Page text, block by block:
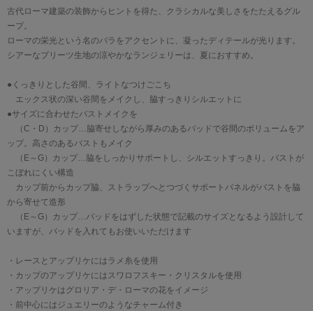
古代ローマ建築の装飾からヒントを得た、クラシカルな美しさをたたえるグル
ープ。
ローマの栄光という名のバラをアクセントに、凝ったディテールが光ります。
シアーなプリーツ生地の涼やかなランジェリーは、夏におすすめ。
●くっきりとした谷間、ライトなつけごこち
エックス状の深い谷間をメイクし、脇すっきりシルエットに
●サイズに合わせたバストメイクを
（C・D）カップ…脇寄せしながら厚みのあるパッドで谷間のボリュームをア
ップ。高さのあるバストもメイク
（E～G）カップ…脇をしっかりサポートし、シルエットすっきり。バストが
こぼれにくい構造
カップ前からカップ脇、ストラップへとつづくサポートパネルがバストを脇
から寄せて造形
（E～G）カップ…パッドをはずした状態で記載のサイズとなるよう設計して
いますが、パッドを入れてもお使いいただけます
・レースとアップリケにはラメ糸を使用
・カップのアップリケにはスワロフスキー・クリスタルを使用
・アップリケはグロリア・デ・ローマの花をイメージ
・前中心にはジュエリーのようなチャーム付き